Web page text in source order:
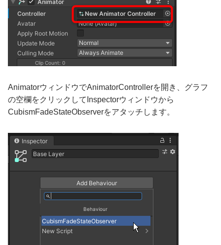
AnimatorウィンドウでAnimatorControllerを開き、グラフ
の空欄をクリックしてInspectorウィンドウから
CubismFadeStateObserverをアタッチします。